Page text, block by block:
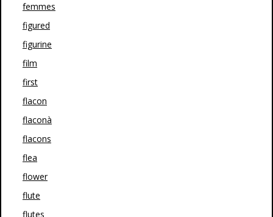
femmes
figured
figurine
film
first
flacon
flaconà
flacons
flea
flower
flute
flutes